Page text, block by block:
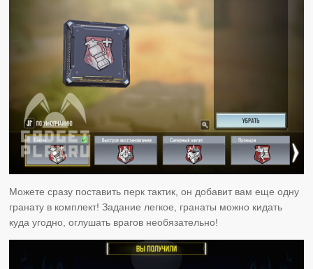
Можете сразу поставить перк тактик, он добавит вам еще одну
гранату в комплект! Задание легкое, гранаты можно кидать
куда угодно, оглушать врагов необязательно!